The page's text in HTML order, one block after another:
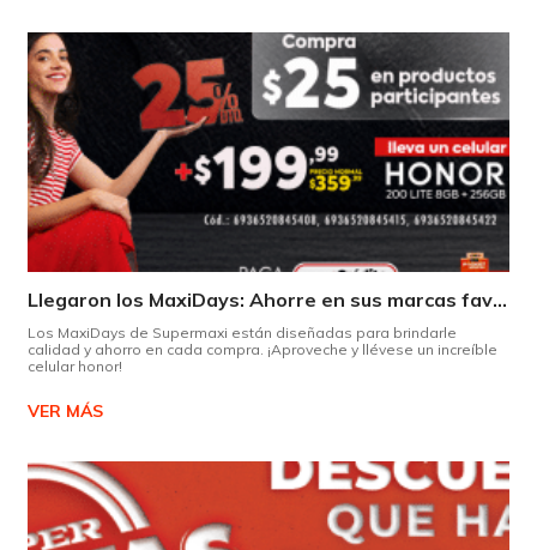
Llegaron los MaxiDays: Ahorre en sus marcas favoritas
Los MaxiDays de Supermaxi están diseñadas para brindarle
calidad y ahorro en cada compra. ¡Aproveche y llévese un increíble
celular honor!
VER MÁS